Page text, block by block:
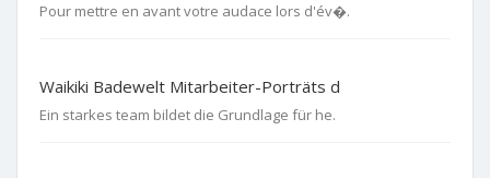
Pour mettre en avant votre audace lors d'év�.
Waikiki Badewelt Mitarbeiter-Porträts d
Ein starkes team bildet die Grundlage für he.